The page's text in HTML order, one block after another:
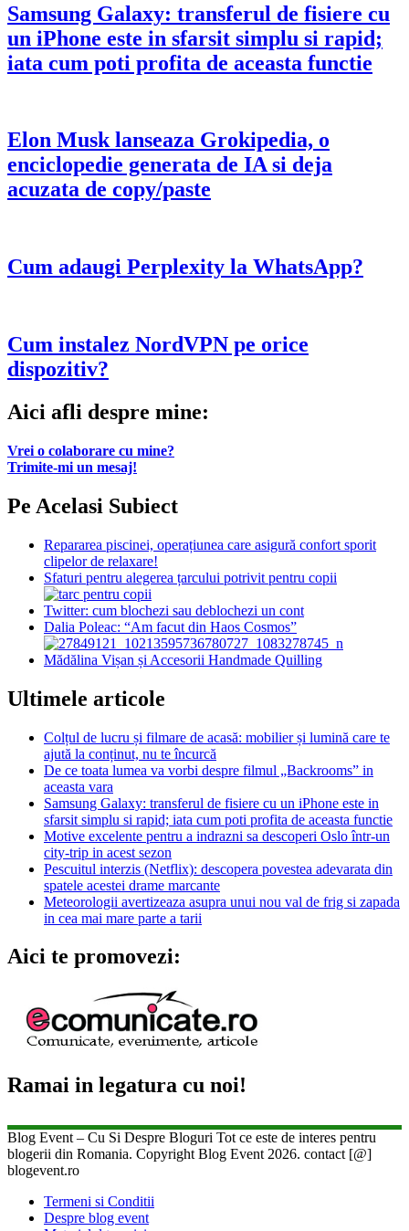
Samsung Galaxy: transferul de fisiere cu
un iPhone este in sfarsit simplu si rapid;
iata cum poti profita de aceasta functie
Elon Musk lanseaza Grokipedia, o
enciclopedie generata de IA si deja
acuzata de copy/paste
Cum adaugi Perplexity la WhatsApp?
Cum instalez NordVPN pe orice
dispozitiv?
Aici afli despre mine:
Vrei o colaborare cu mine?
Trimite-mi un mesaj!
Pe Acelasi Subiect
Repararea piscinei, operațiunea care asigură confort sporit
clipelor de relaxare!
Sfaturi pentru alegerea țarcului potrivit pentru copii
Twitter: cum blochezi sau deblochezi un cont
Dalia Poleac: “Am facut din Haos Cosmos”
Mădălina Vișan și Accesorii Handmade Quilling
Ultimele articole
Colțul de lucru și filmare de acasă: mobilier și lumină care te
ajută la conținut, nu te încurcă
De ce toata lumea va vorbi despre filmul „Backrooms” in
aceasta vara
Samsung Galaxy: transferul de fisiere cu un iPhone este in
sfarsit simplu si rapid; iata cum poti profita de aceasta functie
Motive excelente pentru a indrazni sa descoperi Oslo într-un
city-trip in acest sezon
Pescuitul interzis (Netflix): descopera povestea adevarata din
spatele acestei drame marcante
Meteorologii avertizeaza asupra unui nou val de frig si zapada
in cea mai mare parte a tarii
Aici te promovezi:
Ramai in legatura cu noi!
Blog Event – Cu Si Despre Bloguri Tot ce este de interes pentru
blogerii din Romania. Copyright Blog Event 2026. contact [@]
blogevent.ro
Termeni si Conditii
Despre blog event